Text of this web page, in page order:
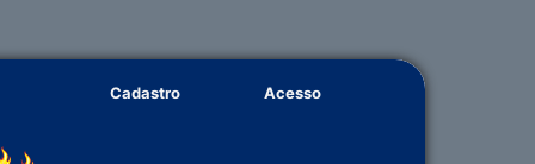
Cadastro Acesso